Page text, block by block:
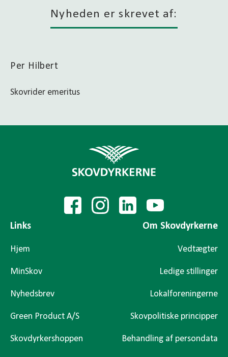
Nyheden er skrevet af:
Per Hilbert
Skovrider emeritus
Links
Hjem
MinSkov
Nyhedsbrev
Green Product A/S
Skovdyrkershoppen
Om Skovdyrkerne
Vedtægter
Ledige stillinger
Lokalforeningerne
Skovpolitiske principper
Behandling af persondata